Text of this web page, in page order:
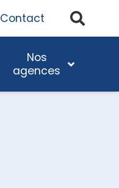
Contact
Nos
agences